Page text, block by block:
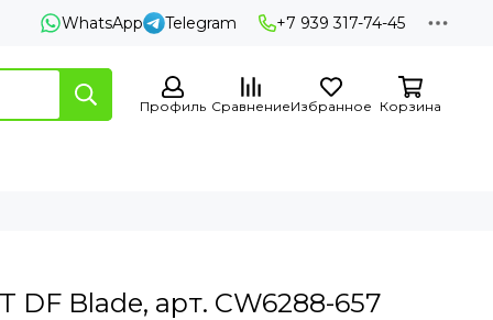
WhatsApp Telegram +7 939 317-74-45
Профиль СравнениеИзбранное Корзина
DF Blade, арт. CW6288-657